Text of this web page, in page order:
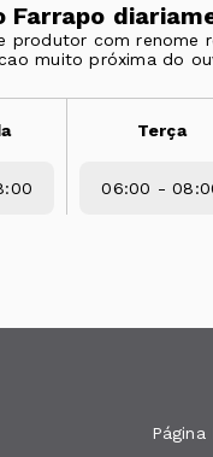
Farrapo
produtor com renome
muito próxima do
Terça
06:00 -
Página